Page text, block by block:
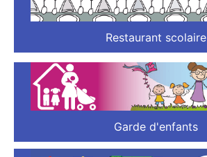
Restaurant scolaire
Garde d'enfants